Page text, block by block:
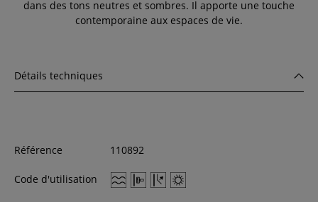
dans des tons neutres et sombres. Il apporte une touche
contemporaine aux espaces de vie.
Détails techniques
Référence 110892
Code d'utilisation